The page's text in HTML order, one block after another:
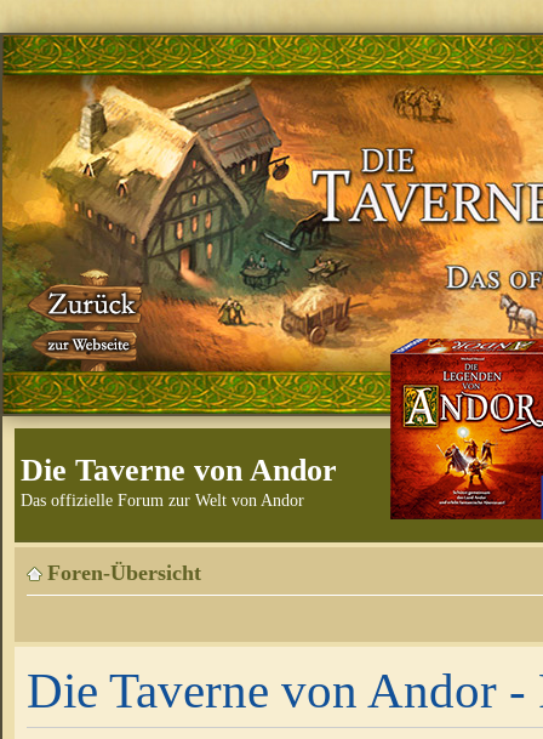
Die Taverne von Andor
Das offizielle Forum zur Welt von Andor
Foren-Übersicht
Die Taverne von Andor -